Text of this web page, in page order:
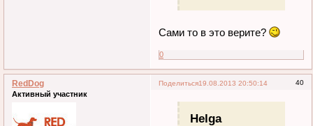
Сами то в это верите?
0
Поделиться 40
19.08.2013 20:50:14
RedDog
Активный участник
Helga